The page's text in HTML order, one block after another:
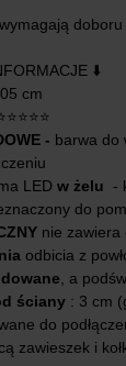
⬇️
cm
- barwa do
LED w żelu -
do
nie zawiera
odbicia z
, a
ściany : 3 cm
do
zawieszek i